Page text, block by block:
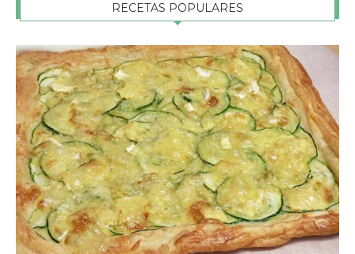
RECETAS POPULARES